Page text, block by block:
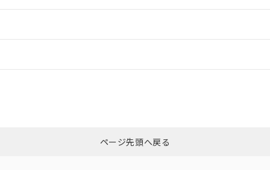
ダウンロードはこちらページ先頭へ戻る